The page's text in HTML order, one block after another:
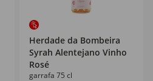
Herdade da Bombeira
Syrah Alentejano Vinho
Rosé
garrafa 75 cl